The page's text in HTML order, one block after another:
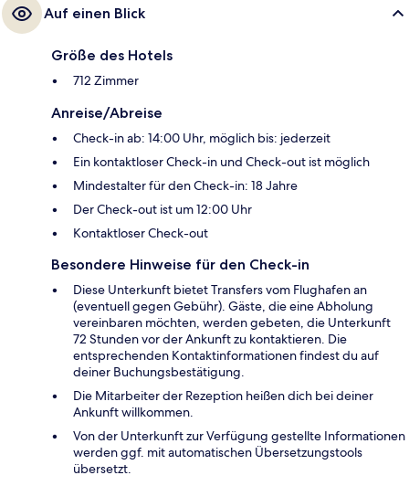
Auf einen Blick
Größe des Hotels
712 Zimmer
Anreise/Abreise
Check-in ab: 14:00 Uhr, möglich bis: jederzeit
Ein kontaktloser Check-in und Check-out ist möglich
Mindestalter für den Check-in: 18 Jahre
Der Check-out ist um 12:00 Uhr
Kontaktloser Check-out
Besondere Hinweise für den Check-in
Diese Unterkunft bietet Transfers vom Flughafen an
(eventuell gegen Gebühr). Gäste, die eine Abholung
vereinbaren möchten, werden gebeten, die Unterkunft
72 Stunden vor der Ankunft zu kontaktieren. Die
entsprechenden Kontaktinformationen findest du auf
deiner Buchungsbestätigung.
Die Mitarbeiter der Rezeption heißen dich bei deiner
Ankunft willkommen.
Von der Unterkunft zur Verfügung gestellte Informationen
werden ggf. mit automatischen Übersetzungstools
übersetzt.